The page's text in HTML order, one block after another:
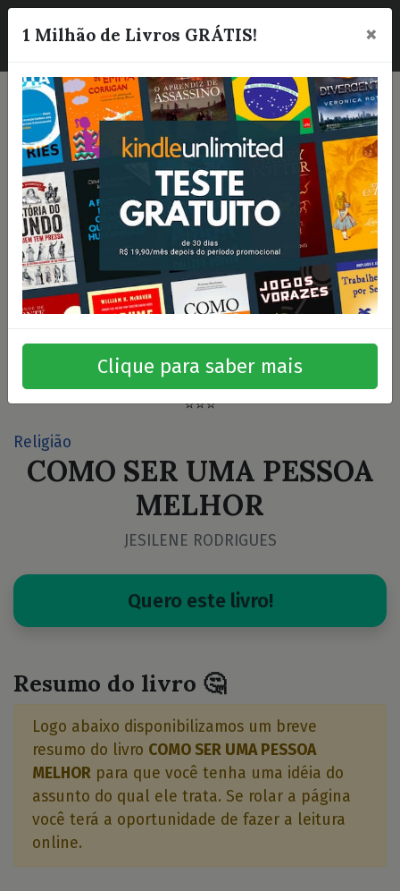
☰
⭐⭐⭐
Religião
COMO SER UMA PESSOA
MELHOR
JESILENE RODRIGUES
Quero este livro!
Resumo do livro 🤔
Logo abaixo disponibilizamos um breve
resumo do livro COMO SER UMA PESSOA
MELHOR para que você tenha uma idéia do
assunto do qual ele trata. Se rolar a página
você terá a oportunidade de fazer a leitura
online.
1 Milhão de Livros GRÁTIS! ×
Clique para saber mais